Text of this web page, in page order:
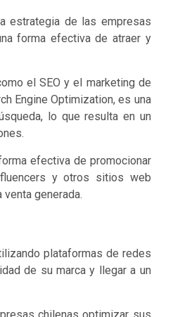
estrategia de las empresas
forma efectiva de atraer y
el SEO y el marketing de
Engine Optimization, es una
lo que resulta en un
efectiva de promocionar
y otros sitios web
generada.
plataformas de redes
de su marca y llegar a un